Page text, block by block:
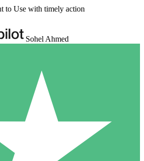
to Use with timely action
Sohel Ahmed